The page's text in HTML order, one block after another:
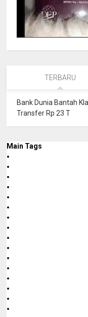
TERBARU
Bank Dunia Bantah
Transfer Rp 23 T
Main Tags